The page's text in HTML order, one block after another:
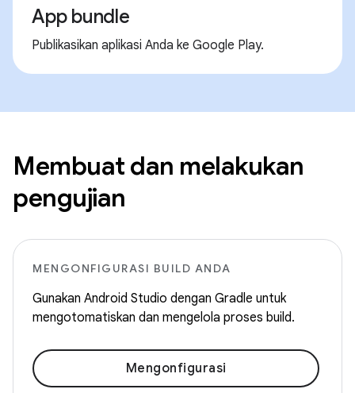
App bundle
Publikasikan aplikasi Anda ke Google Play.
Membuat dan melakukan
pengujian
MENGONFIGURASI BUILD ANDA
Gunakan Android Studio dengan Gradle untuk
mengotomatiskan dan mengelola proses build.
Mengonfigurasi